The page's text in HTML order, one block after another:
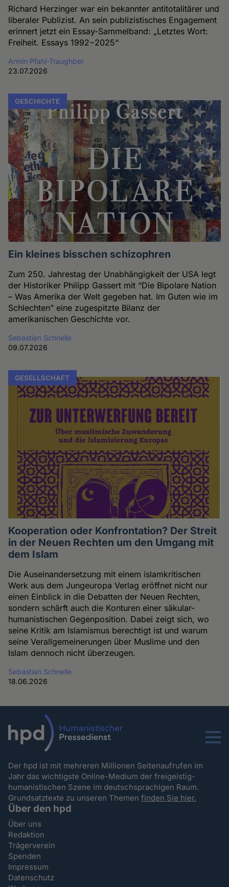
Richard Herzinger war ein bekannter antitotalitärer und
liberaler Publizist. An sein publizistisches Engagement
erinnert jetzt ein Essay-Sammelband: „Letztes Wort:
Freiheit. Essays 1992−2025“
Armin Pfahl-Traughber
23.07.2026
GESCHICHTE
Ein kleines bisschen schizophren
Zum 250. Jahrestag der Unabhängigkeit der USA legt
der Historiker Philipp Gassert mit “Die Bipolare Nation
– Was Amerika der Welt gegeben hat. Im Guten wie im
Schlechten” eine zugespitzte Bilanz der
amerikanischen Geschichte vor.
Sebastian Schnelle
09.07.2026
GESELLSCHAFT
Kooperation oder Konfrontation? Der Streit
in der Neuen Rechten um den Umgang mit
dem Islam
Die Auseinandersetzung mit einem islamkritischen
Werk aus dem Jungeuropa Verlag eröffnet nicht nur
einen Einblick in die Debatten der Neuen Rechten,
sondern schärft auch die Konturen einer säkular-
humanistischen Gegenposition. Dabei zeigt sich, wo
seine Kritik am Islamismus berechtigt ist und warum
seine Verallgemeinerungen über Muslime und den
Islam dennoch nicht überzeugen.
Sebastian Schnelle
18.06.2026
Menu
Der hpd ist mit mehreren Millionen Seitenaufrufen im
Jahr das wichtigste Online-Medium der freigeistig-
humanistischen Szene im deutschsprachigen Raum.
Grundsatztexte zu unseren Themenfinden Sie hier.
Über den hpd
Über uns
Redaktion
Trägerverein
Spenden
Impressum
Datenschutz